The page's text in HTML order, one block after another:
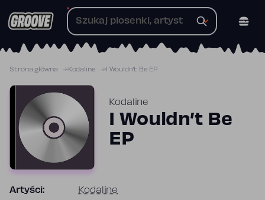
do
Strona główna Kodaline I Wouldn’t Be EP
Kodaline
I Wouldn’t Be
EP
Artyści: Kodaline